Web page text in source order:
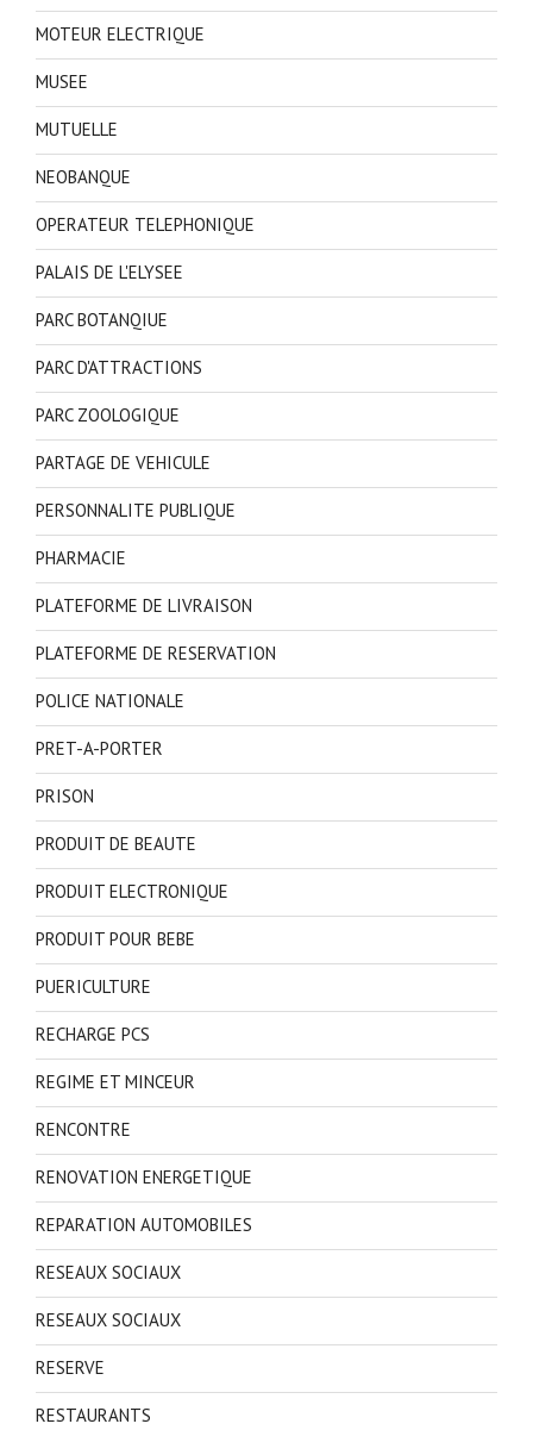
MOTEUR ELECTRIQUE
MUSEE
MUTUELLE
NEOBANQUE
OPERATEUR TELEPHONIQUE
PALAIS DE L'ELYSEE
PARC BOTANQIUE
PARC D'ATTRACTIONS
PARC ZOOLOGIQUE
PARTAGE DE VEHICULE
PERSONNALITE PUBLIQUE
PHARMACIE
PLATEFORME DE LIVRAISON
PLATEFORME DE RESERVATION
POLICE NATIONALE
PRET-A-PORTER
PRISON
PRODUIT DE BEAUTE
PRODUIT ELECTRONIQUE
PRODUIT POUR BEBE
PUERICULTURE
RECHARGE PCS
REGIME ET MINCEUR
RENCONTRE
RENOVATION ENERGETIQUE
REPARATION AUTOMOBILES
RESEAUX SOCIAUX
RESEAUX SOCIAUX
RESERVE
RESTAURANTS